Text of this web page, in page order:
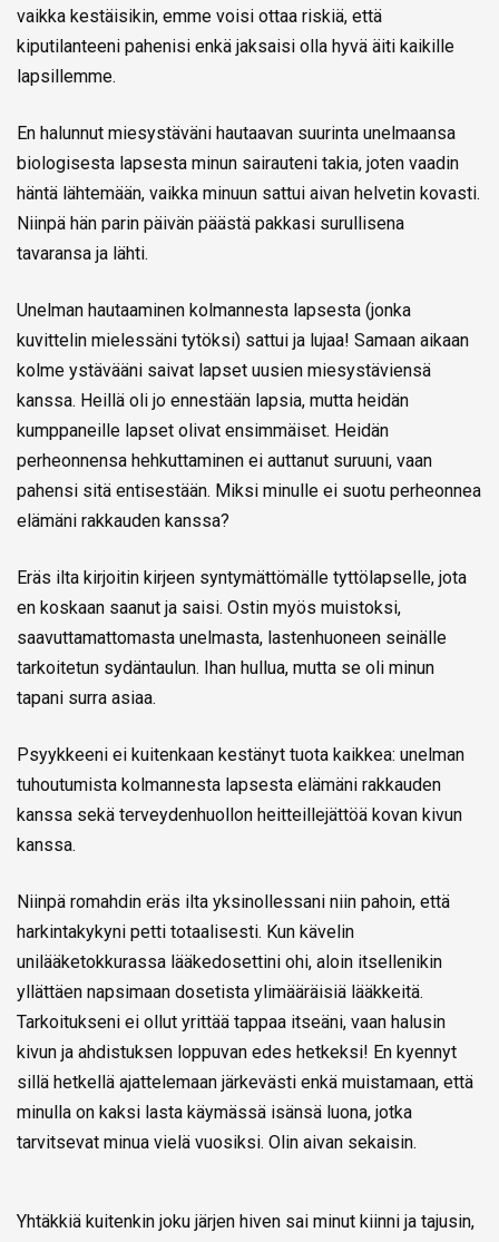
vaikka kestäisikin, emme voisi ottaa riskiä, että
kiputilanteeni pahenisi enkä jaksaisi olla hyvä äiti kaikille
lapsillemme.
En halunnut miesystäväni hautaavan suurinta unelmaansa
biologisesta lapsesta minun sairauteni takia, joten vaadin
häntä lähtemään, vaikka minuun sattui aivan helvetin kovasti.
Niinpä hän parin päivän päästä pakkasi surullisena
tavaransa ja lähti.
Unelman hautaaminen kolmannesta lapsesta (jonka
kuvittelin mielessäni tytöksi) sattui ja lujaa! Samaan aikaan
kolme ystävääni saivat lapset uusien miesystäviensä
kanssa. Heillä oli jo ennestään lapsia, mutta heidän
kumppaneille lapset olivat ensimmäiset. Heidän
perheonnensa hehkuttaminen ei auttanut suruuni, vaan
pahensi sitä entisestään. Miksi minulle ei suotu perheonnea
elämäni rakkauden kanssa?
Eräs ilta kirjoitin kirjeen syntymättömälle tyttölapselle, jota
en koskaan saanut ja saisi. Ostin myös muistoksi,
saavuttamattomasta unelmasta, lastenhuoneen seinälle
tarkoitetun sydäntaulun. Ihan hullua, mutta se oli minun
tapani surra asiaa.
Psyykkeeni ei kuitenkaan kestänyt tuota kaikkea: unelman
tuhoutumista kolmannesta lapsesta elämäni rakkauden
kanssa sekä terveydenhuollon heitteillejättöä kovan kivun
kanssa.
Niinpä romahdin eräs ilta yksinollessani niin pahoin, että
harkintakykyni petti totaalisesti. Kun kävelin
unilääketokkurassa lääkedosettini ohi, aloin itsellenikin
yllättäen napsimaan dosetista ylimääräisiä lääkkeitä.
Tarkoitukseni ei ollut yrittää tappaa itseäni, vaan halusin
kivun ja ahdistuksen loppuvan edes hetkeksi! En kyennyt
sillä hetkellä ajattelemaan järkevästi enkä muistamaan, että
minulla on kaksi lasta käymässä isänsä luona, jotka
tarvitsevat minua vielä vuosiksi. Olin aivan sekaisin.
Yhtäkkiä kuitenkin joku järjen hiven sai minut kiinni ja tajusin,